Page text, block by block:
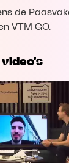
de
VTM GO.